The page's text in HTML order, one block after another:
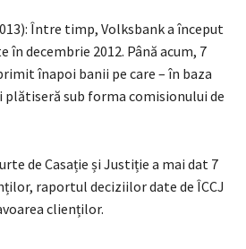
Între timp, Volksbank a început
în decembrie 2012. Până acum, 7
înapoi banii pe care – în baza
plătiseră sub forma comisionului de
de Casație și Justiție a mai dat 7
raportul deciziilor date de ÎCCJ
clienților.